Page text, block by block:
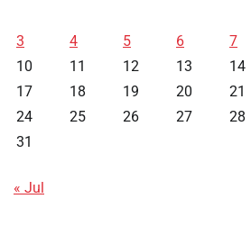
3
4 5 6 7
10
11 12 13 14
17
18 19 20 21
24
25 26 27 28
31
« Jul